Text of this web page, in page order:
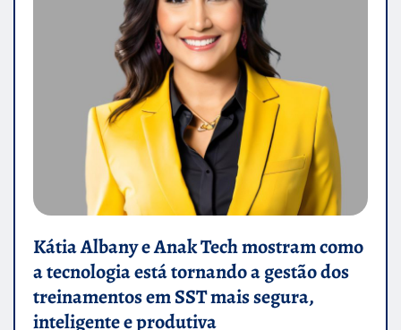
Kátia Albany e Anak Tech mostram como
a tecnologia está tornando a gestão dos
treinamentos em SST mais segura,
inteligente e produtiva